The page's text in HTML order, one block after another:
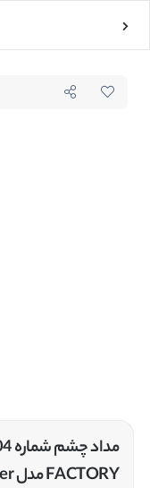
FACTORY مدل Kajal Definer وزن 1.48 گرم